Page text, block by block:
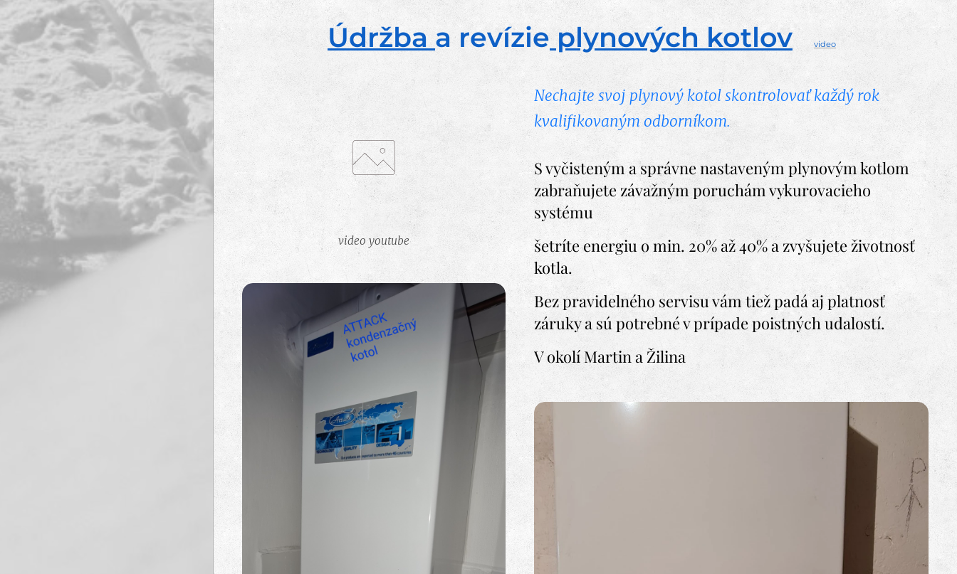
Údržbaa revízieplynových kotlov video
video youtube
Nechajte svoj plynový kotol skontrolovať každý rok
kvalifikovaným odborníkom.
S vyčisteným a správne nastaveným plynovým kotlom
zabraňujete závažným poruchám vykurovacieho
systému
šetríte energiu o min. 20% až 40% a zvyšujete životnosť
kotla.
Bez pravidelného servisu vám tiež padá aj platnosť
záruky a sú potrebné v prípade poistných udalostí.
V okolí Martin a Žilina